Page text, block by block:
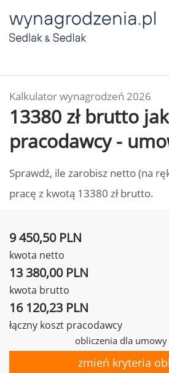
Kalkulator wynagrodzeń 2026
13380 zł brutto
pracodawcy -
Sprawdź, ile zarobisz netto (na
pracę z kwotą 13380 zł brutto.
9 450,50 PLN
kwota netto
13 380,00 PLN
kwota brutto
16 120,23 PLN
łączny koszt pracodawcy
obliczenia dla umowy
zmień kryteria